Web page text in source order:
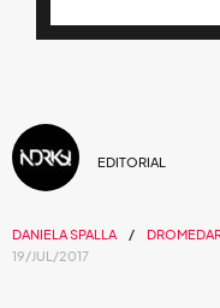
EDITORIAL
DANIELA SPALLA
19/JUL/2017